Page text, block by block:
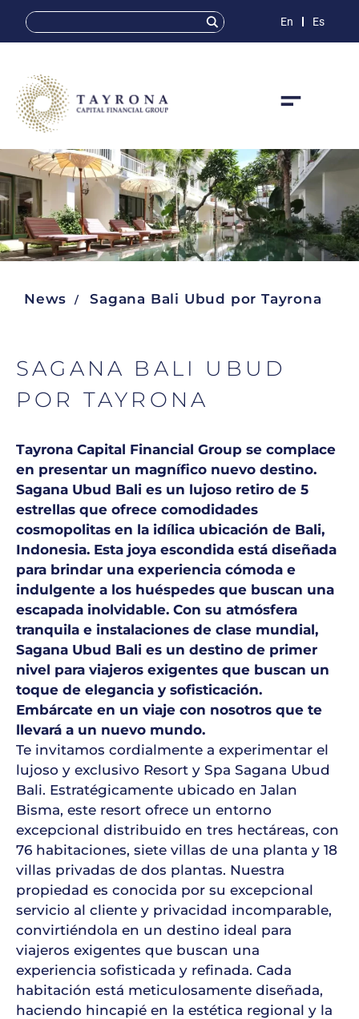
En Es
News / Sagana Bali Ubud por Tayrona
SAGANA BALI UBUD
POR TAYRONA
Tayrona Capital Financial Group se complace
en presentar un magnífico nuevo destino.
Sagana Ubud Bali es un lujoso retiro de 5
estrellas que ofrece comodidades
cosmopolitas en la idílica ubicación de Bali,
Indonesia. Esta joya escondida está diseñada
para brindar una experiencia cómoda e
indulgente a los huéspedes que buscan una
escapada inolvidable. Con su atmósfera
tranquila e instalaciones de clase mundial,
Sagana Ubud Bali es un destino de primer
nivel para viajeros exigentes que buscan un
toque de elegancia y sofisticación.
Embárcate en un viaje con nosotros que te
llevará a un nuevo mundo.
Te invitamos cordialmente a experimentar el
lujoso y exclusivo Resort y Spa Sagana Ubud
Bali. Estratégicamente ubicado en Jalan
Bisma, este resort ofrece un entorno
excepcional distribuido en tres hectáreas, con
76 habitaciones, siete villas de una planta y 18
villas privadas de dos plantas. Nuestra
propiedad es conocida por su excepcional
servicio al cliente y privacidad incomparable,
convirtiéndola en un destino ideal para
viajeros exigentes que buscan una
experiencia sofisticada y refinada. Cada
habitación está meticulosamente diseñada,
haciendo hincapié en la estética regional y la